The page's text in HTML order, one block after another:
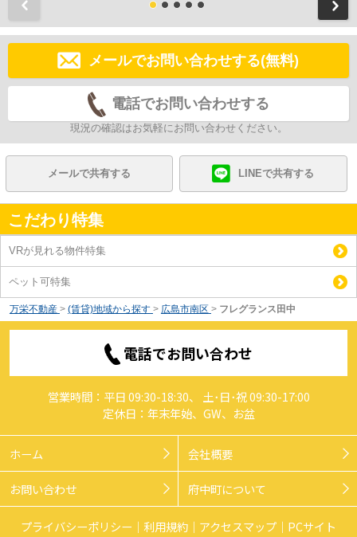
メールでお問い合わせする(無料)
電話でお問い合わせする
現況の確認はお気軽にお問い合わせください。
メールで共有する LINEで共有する
こだわり特集
VRが見れる物件特集
ペット可特集
万栄不動産 > (賃貸)地域から探す > 広島市南区 > フレグランス田中
電話でお問い合わせ
営業時間：平日 09:30-18:30、 土･日･祝 09:30-17:00
定休日：年末年始、GW、お盆
ホーム 会社概要
お問い合わせ 府中町について
プライバシーポリシー 利用規約 アクセスマップ
PCサイト